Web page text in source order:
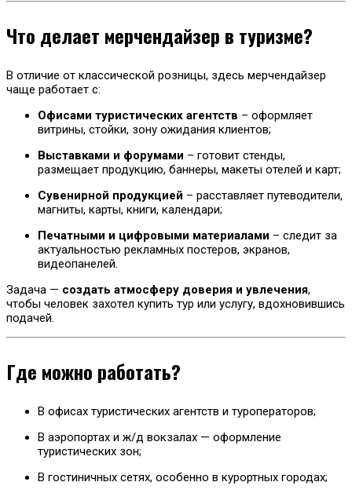
Что делает мерчендайзер в туризме?
В отличие от классической розницы, здесь мерчендайзер
чаще работает с:
Офисами туристических агентств – оформляет
витрины, стойки, зону ожидания клиентов;
Выставками и форумами – готовит стенды,
размещает продукцию, баннеры, макеты отелей и карт;
Сувенирной продукцией – расставляет путеводители,
магниты, карты, книги, календари;
Печатными и цифровыми материалами – следит за
актуальностью рекламных постеров, экранов,
видеопанелей.
Задача — создать атмосферу доверия и увлечения,
чтобы человек захотел купить тур или услугу, вдохновившись
подачей.
Где можно работать?
В офисах туристических агентств и туроператоров;
В аэропортах и ж/д вокзалах — оформление
туристических зон;
В гостиничных сетях, особенно в курортных городах;